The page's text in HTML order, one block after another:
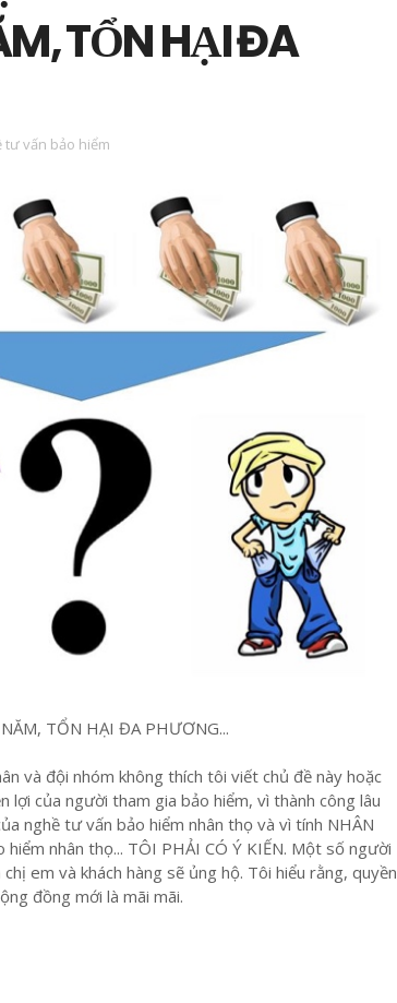
TỔN HẠI ĐA
tư vấn bảo hiểm
TỔN HẠI ĐA PHƯƠNG...
và đội nhóm không thích tôi viết chủ đề này hoặc
của người tham gia bảo hiểm, vì thành công lâu
nghề tư vấn bảo hiểm nhân thọ và vì tính NHÂN
nhân thọ... TÔI PHẢI CÓ Ý KIẾN. Một số người
em và khách hàng sẽ ủng hộ. Tôi hiểu rằng, quyền
đồng mới là mãi mãi.